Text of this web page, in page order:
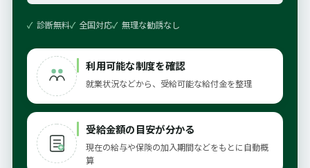
診断無料 全国対応 無理な勧誘なし
利用可能な制度を確認
就業状況などから、受給可能な給付金を整理
受給金額の目安が分かる
現在の給与や保険の加入期間などをもとに自動概
算